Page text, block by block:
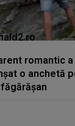
romantic
o anchetă